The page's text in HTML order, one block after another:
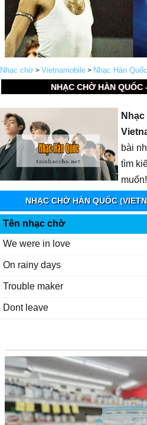
Nhạc chờ > Vietnamobile > Nhạc Hàn Quốc
NHẠC CHỜ HÀN QUỐC
bài
tìm
muốn!
NHẠC CHỜ HÀN QUỐC
Tên nhạc chờ
We were in love
On rainy days
Trouble maker
Dont leave